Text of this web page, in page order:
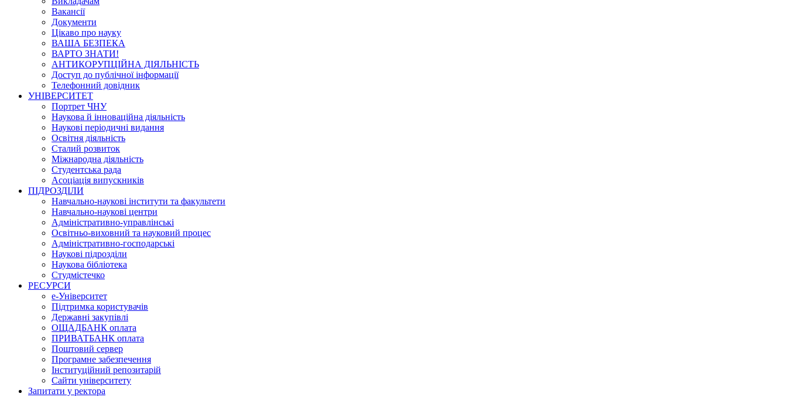
Вакансії
Документи
Цікаво про науку
ВАША БЕЗПЕКА
ВАРТО ЗНАТИ!
АНТИКОРУПЦІЙНА ДІЯЛЬНІСТЬ
Доступ до публічної інформації
Телефонний довідник
УНІВЕРСИТЕТ
Портрет ЧНУ
Наукова й інноваційна діяльність
Наукові періодичні видання
Освітня діяльність
Сталий розвиток
Міжнародна діяльність
Студентська рада
Асоціація випускників
ПІДРОЗДІЛИ
Навчально-наукові інститути та факультети
Навчально-наукові центри
Адміністративно-управлінські
Освітньо-виховний та науковий процес
Адміністративно-господарські
Наукові підрозділи
Наукова бібліотека
Студмістечко
РЕСУРСИ
е-Університет
Підтримка користувачів
Державні закупівлі
ОЩАДБАНК оплата
ПРИВАТБАНК оплата
Поштовий сервер
Програмне забезпечення
Інституційний репозитарій
Сайти університету
Запитати у ректора